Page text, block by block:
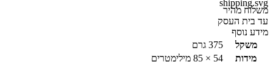
משלוח מהיר
עד בית העסק
מידע נוסף
משקל
375 גרם
מידות
54 × 85 מילימטרים